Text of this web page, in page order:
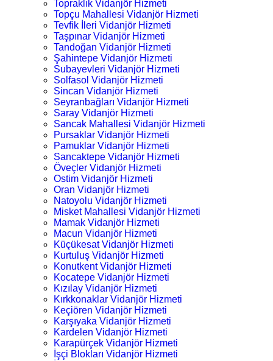
Topraklık Vidanjör Hizmeti
Topçu Mahallesi Vidanjör Hizmeti
Tevfik İleri Vidanjör Hizmeti
Taşpınar Vidanjör Hizmeti
Tandoğan Vidanjör Hizmeti
Şahintepe Vidanjör Hizmeti
Subayevleri Vidanjör Hizmeti
Solfasol Vidanjör Hizmeti
Sincan Vidanjör Hizmeti
Seyranbağları Vidanjör Hizmeti
Saray Vidanjör Hizmeti
Sancak Mahallesi Vidanjör Hizmeti
Pursaklar Vidanjör Hizmeti
Pamuklar Vidanjör Hizmeti
Sancaktepe Vidanjör Hizmeti
Öveçler Vidanjör Hizmeti
Ostim Vidanjör Hizmeti
Oran Vidanjör Hizmeti
Natoyolu Vidanjör Hizmeti
Misket Mahallesi Vidanjör Hizmeti
Mamak Vidanjör Hizmeti
Macun Vidanjör Hizmeti
Küçükesat Vidanjör Hizmeti
Kurtuluş Vidanjör Hizmeti
Konutkent Vidanjör Hizmeti
Kocatepe Vidanjör Hizmeti
Kızılay Vidanjör Hizmeti
Kırkkonaklar Vidanjör Hizmeti
Keçiören Vidanjör Hizmeti
Karşıyaka Vidanjör Hizmeti
Kardelen Vidanjör Hizmeti
Karapürçek Vidanjör Hizmeti
İşçi Blokları Vidanjör Hizmeti